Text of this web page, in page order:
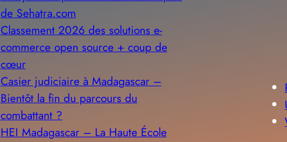
de Sehatra.com
Classement 2026 des solutions e-
commerce open source + coup de
cœur
Casier judiciaire à Madagascar –
Bientôt la fin du parcours du
combattant ?
HEI Madagascar – La Haute École